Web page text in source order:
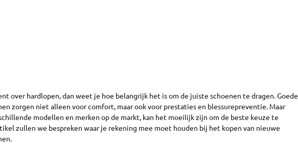
over hardlopen, dan weet je hoe belangrijk het is om de juiste schoenen te dragen. Goede
zorgen niet alleen voor comfort, maar ook voor prestaties en blessurepreventie. Maar
modellen en merken op de markt, kan het moeilijk zijn om de beste keuze te
zullen we bespreken waar je rekening mee moet houden bij het kopen van nieuwe